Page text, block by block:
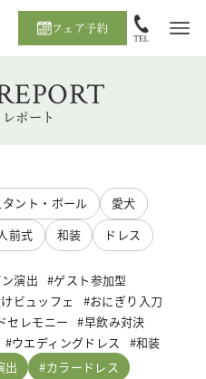
フェア予約
ポート
ント・ボール
愛犬
前式 和装 ドレス
演出
ゲスト参加型
ビュッフェ
おにぎり入刀
セレモニー
早飲み対決
ウエディングドレス
和装
出
カラードレス